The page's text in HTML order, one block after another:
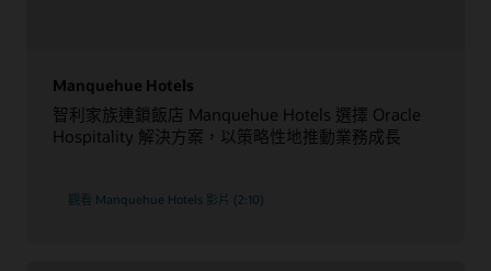
Manquehue Hotels
智利家族連鎖飯店 Manquehue Hotels 選擇 Oracle
Hospitality 解決方案，以策略性地推動業務成長
觀看 Manquehue Hotels 影片 (2:10)